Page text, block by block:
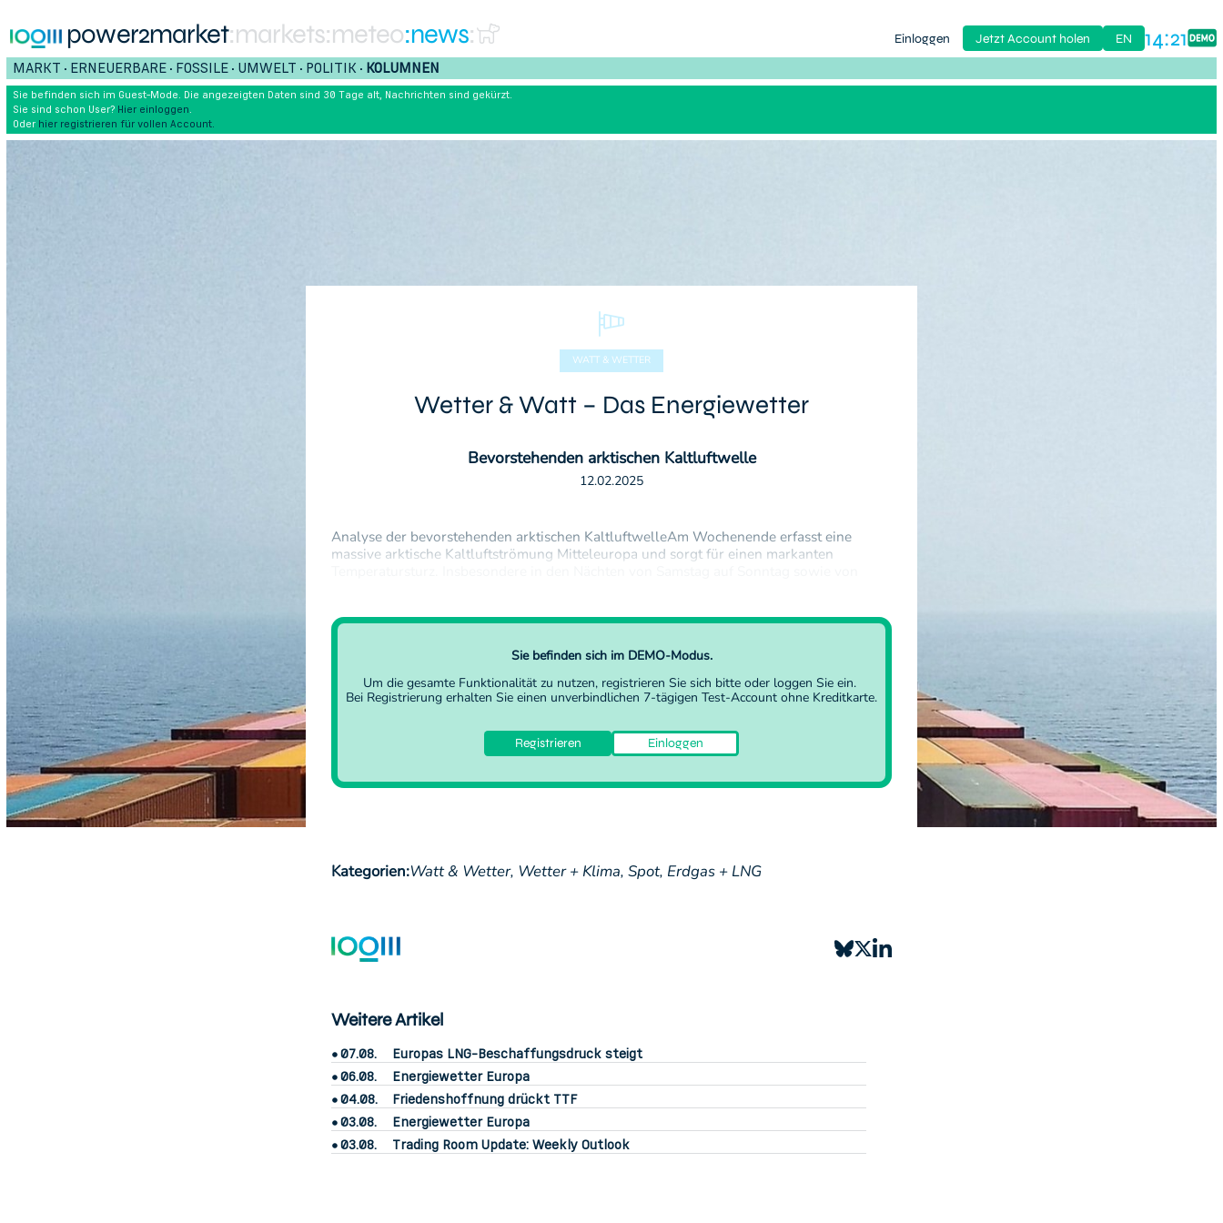
power2market:markets:meteo:news: Einloggen Jetzt Account holen EN 14:21
MARKT • ERNEUERBARE • FOSSILE • UMWELT • POLITIK • KOLUMNEN
Sie befinden sich im Guest-Mode. Die angezeigten Daten sind 30 Tage alt, Nachrichten sind gekürzt.
Sie sind schon User? Hier einloggen
Oder hier registrieren für vollen Account.
WATT & WETTER
Wetter & Watt – Das Energiewetter
Bevorstehenden arktischen Kaltluftwelle
12.02.2025
Analyse der bevorstehenden arktischen KaltluftwelleAm Wochenende erfasst eine
massive arktische Kaltluftströmung Mitteleuropa und sorgt für einen markanten
Sie befinden sich im DEMO-Modus.
Um die gesamte Funktionalität zu nutzen, registrieren Sie sich bitte oder loggen Sie ein.
Bei Registrierung erhalten Sie einen unverbindlichen 7-tägigen Test-Account ohne Kreditkarte.
Registrieren Einloggen
Kategorien:Watt & Wetter, Wetter + Klima, Spot, Erdgas + LNG
Weitere Artikel
07.08.
Europas LNG-Beschaffungsdruck steigt
06.08.
Energiewetter Europa
04.08.
Friedenshoffnung drückt TTF
03.08.
Energiewetter Europa
03.08.
Trading Room Update: Weekly Outlook